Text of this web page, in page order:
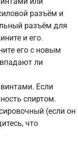
разъём и
разъём для
и его.
его с новым
ли
Если
спиртом.
(если он
что